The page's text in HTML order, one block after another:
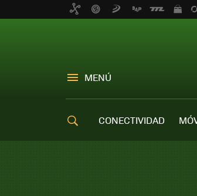
MENÚ
CONECTIVIDAD